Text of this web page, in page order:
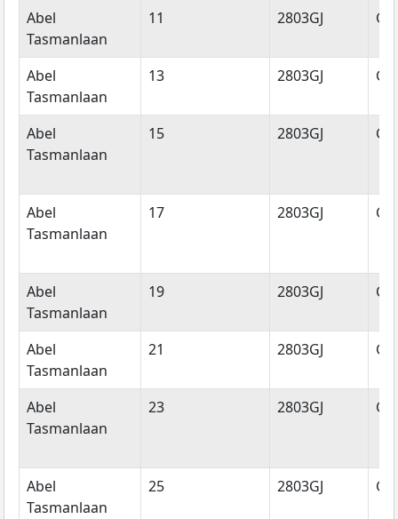
Straatnaam
Huisnummer Postcode
Abel
Tasmanlaan
11 2803GJ
Abel
Tasmanlaan
13 2803GJ
Abel
Tasmanlaan
15 2803GJ
Abel
Tasmanlaan
17 2803GJ
Abel
Tasmanlaan
19 2803GJ
Abel
Tasmanlaan
21 2803GJ
Abel
Tasmanlaan
23 2803GJ
Abel
Tasmanlaan
25 2803GJ